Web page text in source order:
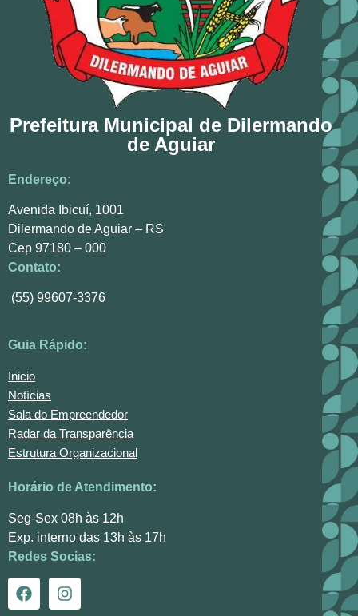
Prefeitura Municipal de Dilermando
de Aguiar
Endereço:
Avenida Ibicuí, 1001
Dilermando de Aguiar – RS
Cep 97180 – 000
Contato:
(55) 99607-3376
Guia Rápido:
Inicio
Notícias
Sala do Empreendedor
Radar da Transparência
Estrutura Organizacional
Horário de Atendimento:
Seg-Sex 08h às 12h
Exp. interno das 13h às 17h
Redes Socias: